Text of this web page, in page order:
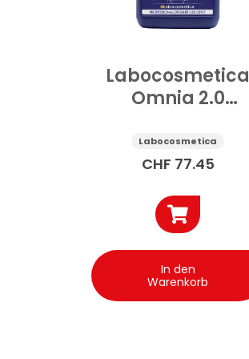
Labocosmetica
Omnia 2.0
4.5 l
Labocosmetica
CHF 77.45
In den
Warenkorb